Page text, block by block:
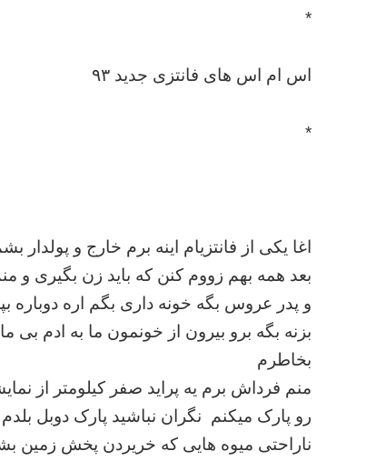
*
اس ام اس های فانتزی جدید ۹۳
*
اغا یکی از فانتزیام اینه برم خارج و پولدار
بعد همه بهم زووم کنن که باید زن بگیری و
و پدر عروس بگه خونه داری بگم اره دوباره
بزنه بگه برو بیرون از خونمون ما به ادم بی
بخاطرم
منم فرداش برم یه پراید صفر کیلومتر از
رو پارک میکنم نگران نباشید پارک دوبل
ناراحتی میوه هایی که خریردن پخش زمین